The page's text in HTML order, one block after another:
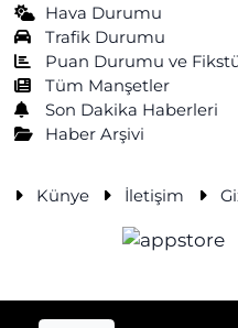
Hava Durumu
Trafik Durumu
Puan Durumu ve
Tüm Manşetler
Son Dakika Haberleri
Haber Arşivi
Künye İletişim